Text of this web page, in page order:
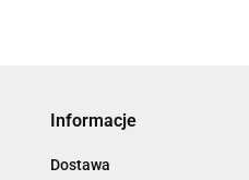
Informacje
Dostawa